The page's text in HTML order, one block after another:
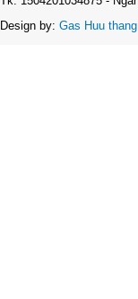
Design by: Gas Huu thang